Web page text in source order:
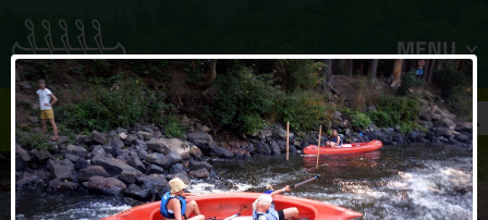
MENU
FILTR ZÁJEZDŮ